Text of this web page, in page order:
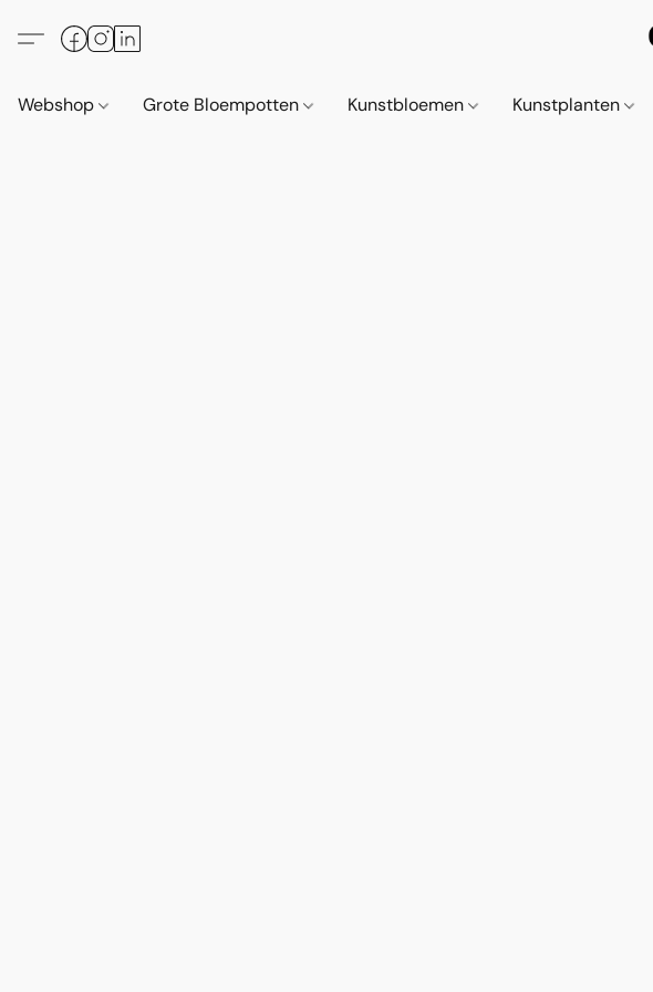
Webshop Grote Bloempotten Kunstbloemen Kunstplanten